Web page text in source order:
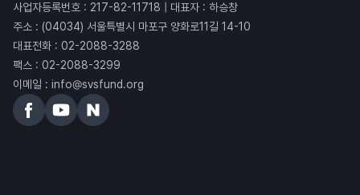
사업자등록번호 : 217-82-11718 | 대표자 : 하승창
주소 : (04034) 서울특별시 마포구 양화로11길 14-10
대표전화 : 02-2088-3288
팩스 : 02-2088-3299
이메일 : info@svsfund.org